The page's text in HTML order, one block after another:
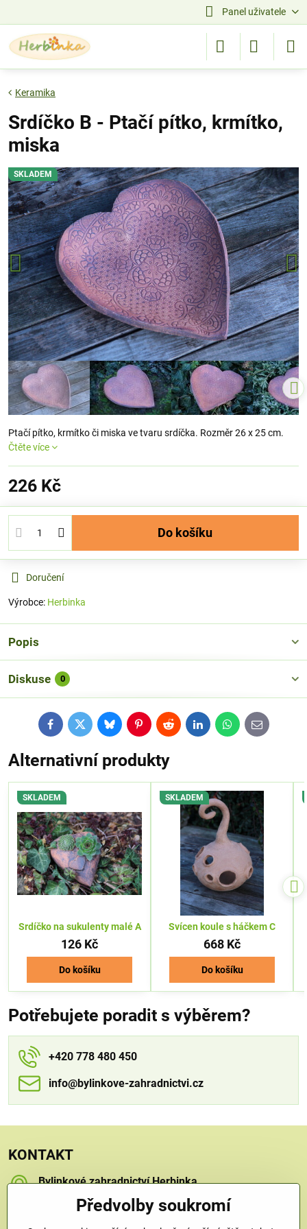
Panel uživatele
SKLADEM
Keramika
Srdíčko B - Ptačí pítko, krmítko,
miska
Ptačí pítko, krmítko či miska ve tvaru srdíčka. Rozměr 26 x 25 cm.
Čtěte více
226 Kč
Do košíku
Doručení
Výrobce: Herbinka
Popis
Diskuse 0
FacebookTwitterBlueskyPinterestRedditLinkedInWhatsApp
E-
mail
Alternativní produkty
SKLADEM
Srdíčko na sukulenty malé A
126 Kč
Do košíku
SKLADEM
Svícen koule s háčkem C
668 Kč
Do košíku
Potřebujete poradit s výběrem?
+420 778 480 450
info​​@bylinkove-zahradnictvi​​.cz
KONTAKT
Bylinkové zahradnictví Herbinka
Na Křečku 346Předvolby soukromí